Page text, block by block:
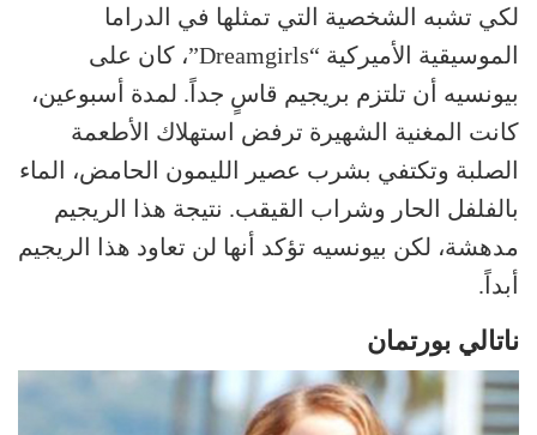
لكي تشبه الشخصية التي تمثلها في الدراما
الموسيقية الأميركية “Dreamgirls”، كان على
بيونسيه أن تلتزم بريجيم قاسٍ جداً. لمدة أسبوعين،
كانت المغنية الشهيرة ترفض استهلاك الأطعمة
الصلبة وتكتفي بشرب عصير الليمون الحامض، الماء
بالفلفل الحار وشراب القيقب. نتيجة هذا الريجيم
مدهشة، لكن بيونسيه تؤكد أنها لن تعاود هذا الريجيم
أبداً.
ناتالي بورتمان